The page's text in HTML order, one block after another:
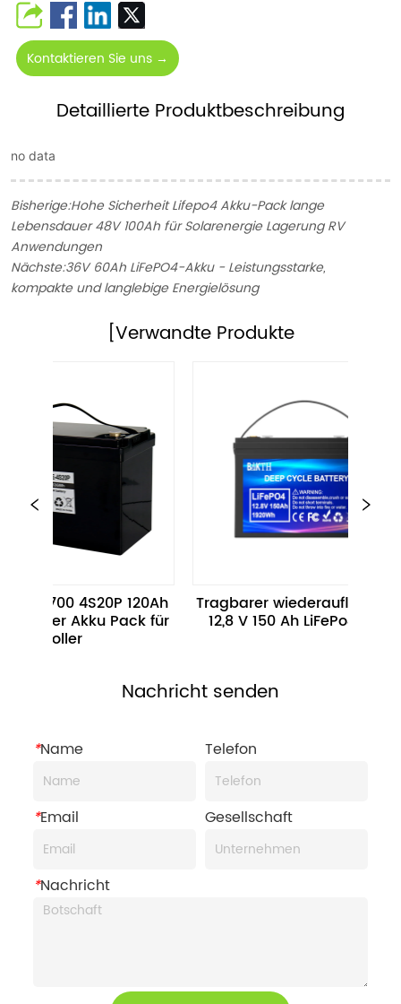
Kontaktieren Sie uns →
Detaillierte Produktbeschreibung
no data
Bisherige:Hohe Sicherheit Lifepo4 Akku-Pack lange
Lebensdauer 48V 100Ah für Solarenergie Lagerung RV
Anwendungen
Nächste:36V 60Ah LiFePO4-Akku - Leistungsstarke,
kompakte und langlebige Energielösung
[Verwandte Produkte
4S20P 120Ah
Akku Pack für
Tragbarer wiederaufladbarer
12,8 V 150 Ah LiFePo4-Akku
Nachricht senden
*Name Telefon
*Email Gesellschaft
*Nachricht